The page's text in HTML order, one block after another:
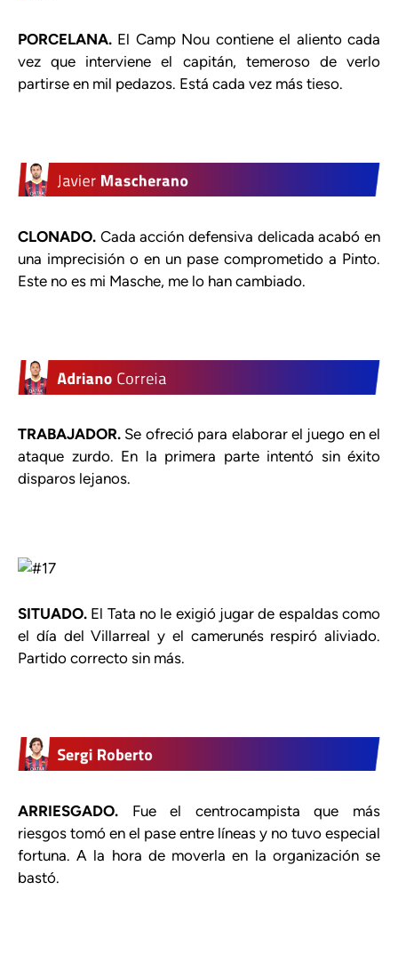
PORCELANA. El Camp Nou contiene el aliento cada
vez que interviene el capitán, temeroso de verlo
partirse en mil pedazos. Está cada vez más tieso.
CLONADO. Cada acción defensiva delicada acabó en
una imprecisión o en un pase comprometido a Pinto.
Este no es mi Masche, me lo han cambiado.
TRABAJADOR. Se ofreció para elaborar el juego en el
ataque zurdo. En la primera parte intentó sin éxito
disparos lejanos.
SITUADO. El Tata no le exigió jugar de espaldas como
el día del Villarreal y el camerunés respiró aliviado.
Partido correcto sin más.
ARRIESGADO. Fue el centrocampista que más
riesgos tomó en el pase entre líneas y no tuvo especial
fortuna. A la hora de moverla en la organización se
bastó.